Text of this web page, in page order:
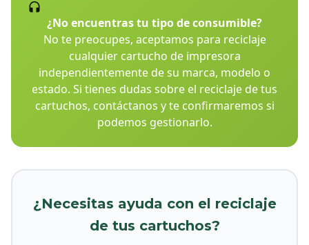
¿No encuentras tu tipo de consumible?
No te preocupes, aceptamos para reciclaje
cualquier cartucho de impresora
independientemente de su marca, modelo o
estado. Si tienes dudas sobre el reciclaje de tus
cartuchos, contáctanos y te confirmaremos si
podemos gestionarlo.
¿Necesitas ayuda con el reciclaje
de tus cartuchos?